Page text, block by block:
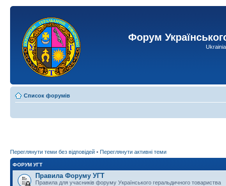
Форум
Список форумів
Переглянути теми без відповідей • Переглянути активні теми
ФОРУМ УГТ
Правила Форуму УГТ
Правила для учасників форуму Українського геральдичного товариства